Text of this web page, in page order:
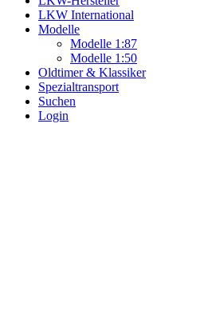
LKW International
Modelle
Modelle 1:87
Modelle 1:50
Oldtimer & Klassiker
Spezialtransport
Suchen
Login